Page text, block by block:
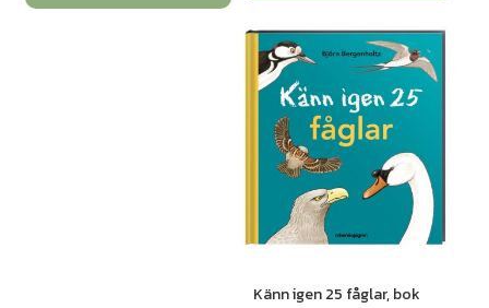
Känn igen 25 fåglar, bok